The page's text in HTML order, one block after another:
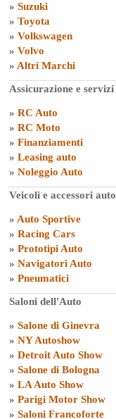
» Suzuki
» Toyota
» Volkswagen
» Volvo
» Altri Marchi
Assicurazione e servizi
» RC Auto
» RC Moto
» Finanziamenti
» Leasing auto
» Noleggio Auto
Veicoli e accessori auto
» Auto Sportive
» Racing Cars
» Prototipi Auto
» Navigatori Auto
» Pneumatici
Saloni dell'Auto
» Salone di Ginevra
» NY Autoshow
» Detroit Auto Show
» Salone di Bologna
» LA Auto Show
» Parigi Motor Show
» Saloni Francoforte